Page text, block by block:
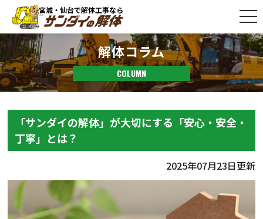
宮城・仙台で解体工事なら
解体コラム
COLUMN
「サンダイの解体」が大切にする「安心・安全・
丁寧」とは？
2025年07月23日更新